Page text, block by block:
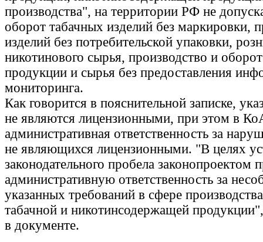
производства", на территории РФ не
оборот табачных изделий без маркировки,
изделий без потребительской упаковки,
никотинового сырья, производство и
продукции и сырья без предоставления
мониторинга.
Как говорится в пояснительной записке,
не являются лицензионными, при этом в
административная ответственность за
не являющихся лицензионными. "В целях
законодательного пробела законопроектом
административную ответственность за
указанных требований в сфере
табачной и никотинсодержащей
в документе.